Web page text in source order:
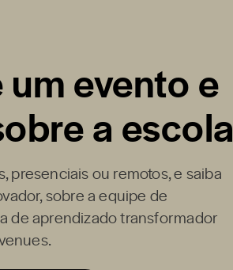
evento e
a escola
presenciais ou remotos, e saiba
sobre a equipe de
de aprendizado transformador